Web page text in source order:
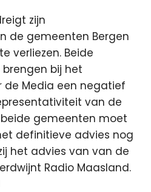
zijn
de gemeenten Bergen
verliezen. Beide
brengen bij het
de Media een negatief
van de
gemeenten moet
definitieve advies nog
het advies van van de
Radio Maasland.